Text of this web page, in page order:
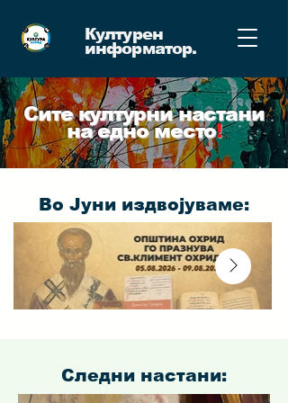
Културен
информатор.
Сите културни настани
на едно место!
Во Јуни издвојуваме:
Следни настани: